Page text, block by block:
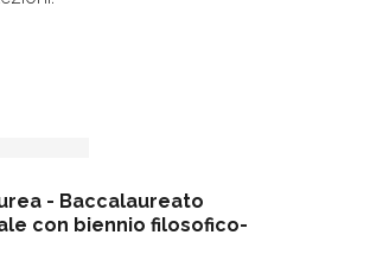
- Baccalaureato
con biennio filosofico-